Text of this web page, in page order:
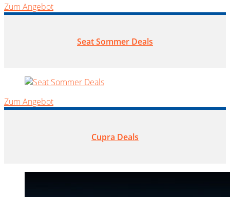
Zum Angebot
Seat Sommer Deals
Zum Angebot
Cupra Deals